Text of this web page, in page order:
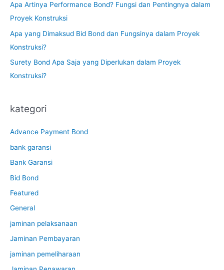
Apa Artinya Performance Bond? Fungsi dan Pentingnya dalam
Proyek Konstruksi
Apa yang Dimaksud Bid Bond dan Fungsinya dalam Proyek
Konstruksi?
Surety Bond Apa Saja yang Diperlukan dalam Proyek
Konstruksi?
kategori
Advance Payment Bond
bank garansi
Bank Garansi
Bid Bond
Featured
General
jaminan pelaksanaan
Jaminan Pembayaran
jaminan pemeliharaan